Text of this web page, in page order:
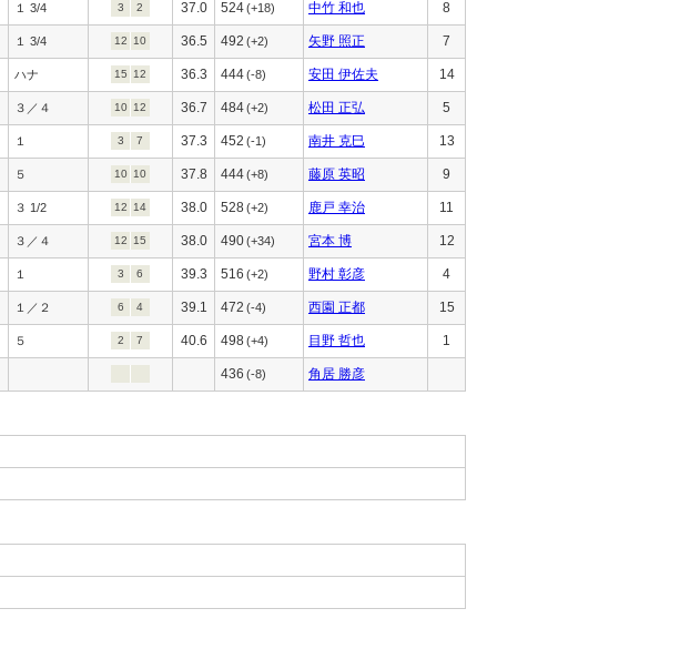
１ 3/4 3 2 37.0 524(+18) 中竹 和也 8
１ 3/4 12 10 36.5 492 (+2) 矢野 照正 7
ハナ 15 12 36.3 444(-8) 安田 伊佐夫 14
３／４ 10 12 36.7 484(+2) 松田 正弘 5
１ 3 7 37.3 452 (-1) 南井 克巳 13
５ 10 10 37.8 444(+8) 藤原 英昭 9
３ 1/2 12 14 38.0 528(+2) 鹿戸 幸治 11
３／４ 12 15 38.0 490(+34) 宮本 博 12
１ 3 6 39.3 516 (+2) 野村 彰彦 4
１／２ 6 4 39.1 472 (-4) 西園 正都 15
５ 2 7 40.6 498(+4) 目野 哲也 1
436 (-8) 角居 勝彦